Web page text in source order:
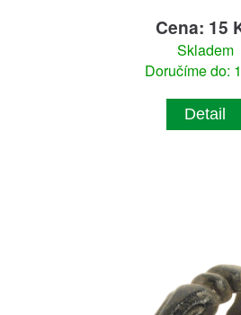
Cena: 15
Skladem
Doručíme do:
Detail